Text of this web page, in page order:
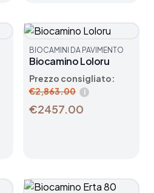
BIOCAMINI DA PAVIMENTO
Biocamino Loloru
Prezzo consigliato:
€2,863.00 i
€2457.00